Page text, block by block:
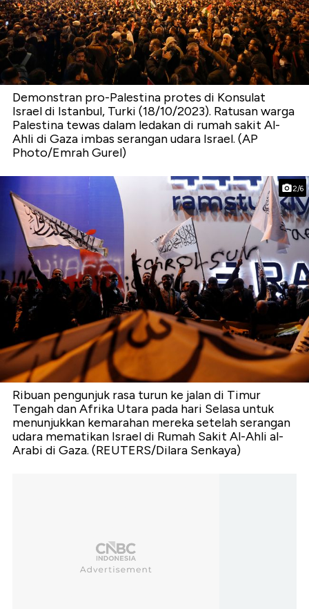
Demonstran pro-Palestina protes di Konsulat
Israel di Istanbul, Turki (18/10/2023). Ratusan warga
Palestina tewas dalam ledakan di rumah sakit Al-
Ahli di Gaza imbas serangan udara Israel. (AP
Photo/Emrah Gurel)
2/6
Ribuan pengunjuk rasa turun ke jalan di Timur
Tengah dan Afrika Utara pada hari Selasa untuk
menunjukkan kemarahan mereka setelah serangan
udara mematikan Israel di Rumah Sakit Al-Ahli al-
Arabi di Gaza. (REUTERS/Dilara Senkaya)